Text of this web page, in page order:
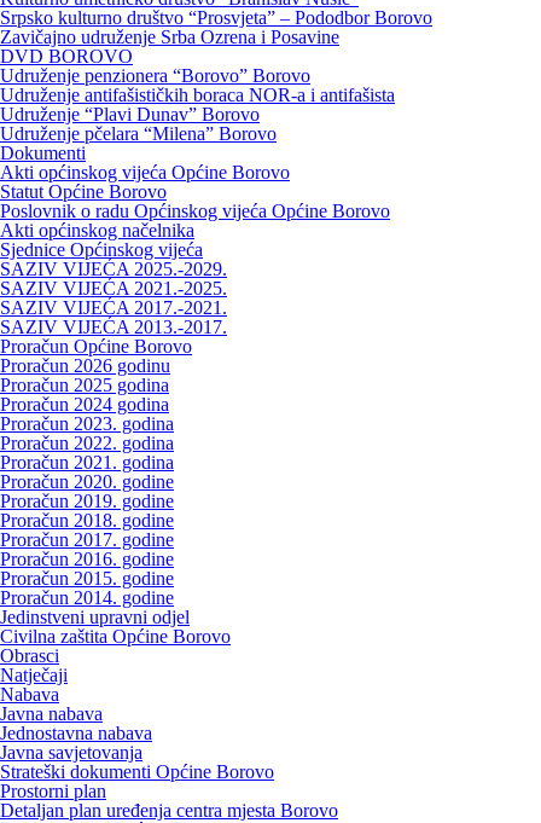
Srpsko kulturno društvo “Prosvjeta” – Pododbor Borovo
Zavičajno udruženje Srba Ozrena i Posavine
DVD BOROVO
Udruženje penzionera “Borovo” Borovo
Udruženje antifašističkih boraca NOR-a i antifašista
Udruženje “Plavi Dunav” Borovo
Udruženje pčelara “Milena” Borovo
Dokumenti
Akti općinskog vijeća Općine Borovo
Statut Općine Borovo
Poslovnik o radu Općinskog vijeća Općine Borovo
Akti općinskog načelnika
Sjednice Općinskog vijeća
SAZIV VIJEĆA 2025.-2029.
SAZIV VIJEĆA 2021.-2025.
SAZIV VIJEĆA 2017.-2021.
SAZIV VIJEĆA 2013.-2017.
Proračun Općine Borovo
Proračun 2026 godinu
Proračun 2025 godina
Proračun 2024 godina
Proračun 2023. godina
Proračun 2022. godina
Proračun 2021. godina
Proračun 2020. godine
Proračun 2019. godine
Proračun 2018. godine
Proračun 2017. godine
Proračun 2016. godine
Proračun 2015. godine
Proračun 2014. godine
Jedinstveni upravni odjel
Civilna zaštita Općine Borovo
Obrasci
Natječaji
Nabava
Javna nabava
Jednostavna nabava
Javna savjetovanja
Strateški dokumenti Općine Borovo
Prostorni plan
Detaljan plan uređenja centra mjesta Borovo